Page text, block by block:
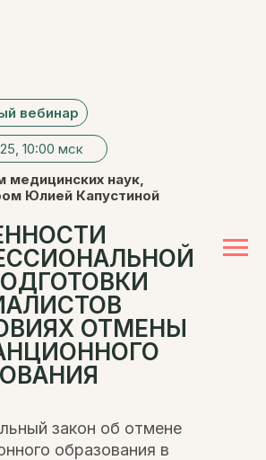
ОТМЕНЫ
вебинар
10:00 мск
медицинских наук,
Юлией Капустиной
закон об отмене
образования в